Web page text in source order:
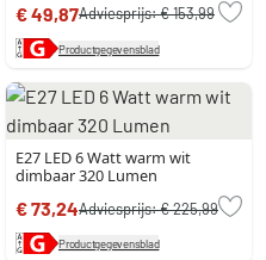
€ 49,87Adviesprijs:€ 153,99
Productgegevensblad
E27 LED 6 Watt warm wit
dimbaar 320 Lumen
€ 73,24Adviesprijs:€ 225,99
Productgegevensblad